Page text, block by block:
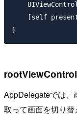
[self
AppDelegateでは、
取って画面を切り替